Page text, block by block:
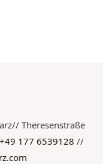
Theresenstraße
+49 177 6539128 //
rz.com